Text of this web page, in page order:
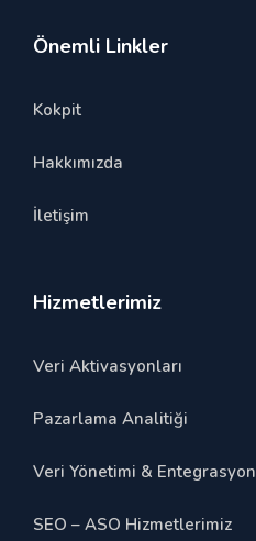
Önemli Linkler
Kokpit
Hakkımızda
İletişim
Hizmetlerimiz
Veri Aktivasyonları
Pazarlama Analitiği
Veri Yönetimi & Entegrasyon
SEO – ASO Hizmetlerimiz